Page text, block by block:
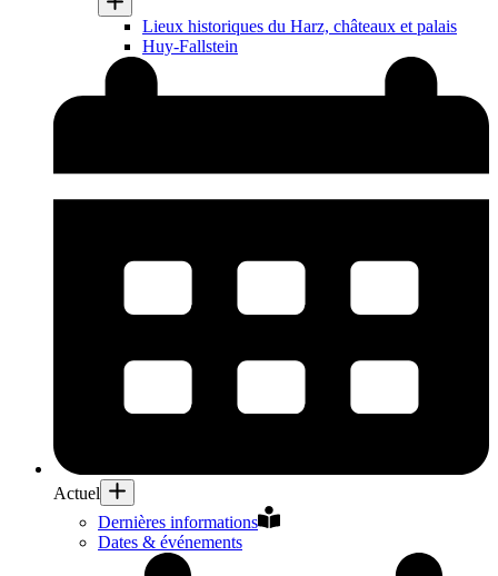
Lieux historiques du Harz, châteaux et palais
Huy-Fallstein
Actuel
Dernières informations
Dates & événements